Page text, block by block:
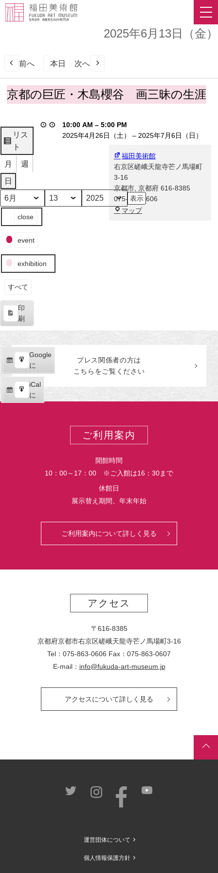
2025年6月13日（金）
前へ 本日 次へ
京
都
匠・
木
島
櫻
谷
画
三
昧
涯
京都の巨匠・木島櫻谷 画三昧の生涯
10:00 AM – 5:00 PM
2025年4月26日（土）
– 2025年7月6日（日）
福田美術館
右京区嵯峨天龍寺芒ノ馬場町
3-16
京都市 京都府 616-8385
075-863-0606
マップ福
リス
ト
表
示
月 週
日
月
日
年
ト
の
カ
close
event
exhibition
すべて
印
刷
示
Google
で
購
読
iCal
で
購
Google
に
エ
ク
ス
ポ
iCal
に
エ
プレス関係者の方は
こちらをご覧ください
ご利用案内
開館時間
10：00～17：00 ※ご入館は16：30まで
休館日
展示替え期間、年末年始
ご利用案内について詳しく見る
アクセス
〒616-8385
京都府京都市右京区嵯峨天龍寺芒ノ馬場町3-16
Tel：075-863-0606 Fax：075-863-0607
E-mail： info@fukuda-art-museum.jp
アクセスについて詳しく見る
運営団体について
個人情報保護方針